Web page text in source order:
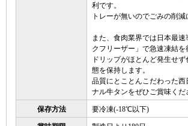
利です。
トレーが無いのでごみの削減
また、食肉業界では日本最速
クフリーザー」で急速凍結を
ドリップがほとんど発生せ
態を保持します。
品質にとことんこだわった西
ナル牛タンをぜひご賞味くだ
保存方法 要冷凍(-18℃以下)